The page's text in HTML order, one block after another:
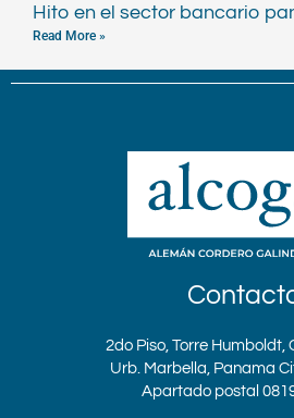
Hito en el sector bancario
Read More »
2do Piso, Torre Humboldt,
Urb. Marbella, Panama
Apartado postal